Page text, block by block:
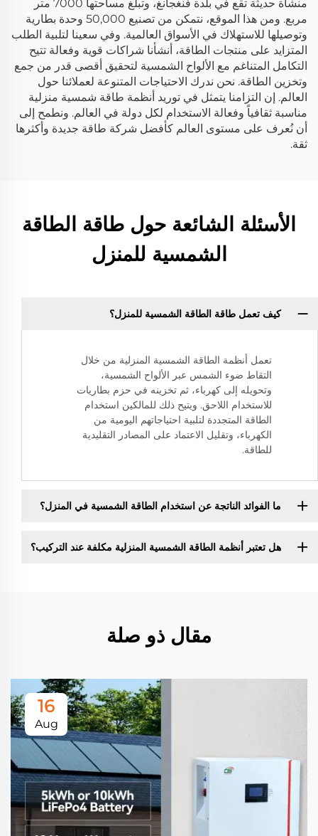
منشأة حديثة تقع في بلدة فنغجانغ، وتبلغ مساحتها 7000 متر
مربع. ومن هذا الموقع، نتمكن من تصنيع 50,000 وحدة بطارية
وتوصيلها للاستهلاك في الأسواق العالمية. وفي سعينا لتلبية الطلب
المتزايد على منتجات الطاقة، أنشأنا شراكات قوية وفعالة تتيح
التكامل المتناغم مع الألواح الشمسية لتحقيق أقصى قدر من جمع
وتخزين الطاقة. نحن ندرك الاحتياجات المتنوعة لعملائنا حول
العالم. إن التزامنا يتمثل في توريد أنظمة طاقة شمسية منزلية
مناسبة ثقافياً وفعالة الاستخدام لكل دولة في العالم. ونطمح إلى
أن نُعرف على مستوى العالم كأفضل شركة طاقة جديدة وأكثرها
ثقة.
الأسئلة الشائعة حول طاقة الطاقة
الشمسية للمنزل
كيف تعمل طاقة الطاقة الشمسية للمنزل؟
تعمل أنظمة الطاقة الشمسية المنزلية من خلال
التقاط ضوء الشمس عبر الألواح الشمسية،
وتحويله إلى كهرباء، ثم تخزينه في حزم بطاريات
للاستخدام اللاحق. ويتيح ذلك للمالكين استخدام
الطاقة المتجددة لتلبية احتياجاتهم اليومية من
الكهرباء، وتقليل الاعتماد على المصادر التقليدية
للطاقة.
ما الفوائد الناتجة عن استخدام الطاقة الشمسية في المنزل؟
هل تعتبر أنظمة الطاقة الشمسية المنزلية مكلفة عند التركيب؟
مقال ذو صلة
16
Aug